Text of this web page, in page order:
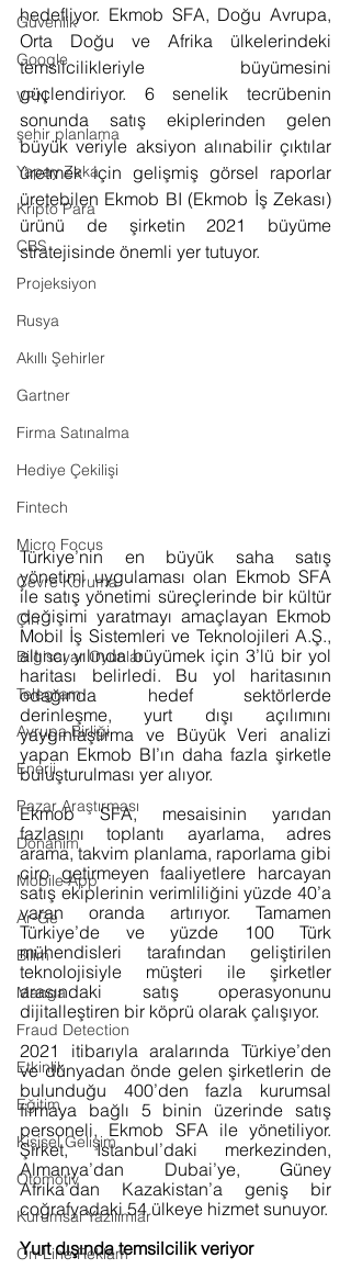
Güvenlik
Google
VPN
şehir planlama
Yapay Zeka
Kripto Para
CBS
Projeksiyon
Rusya
Akıllı Şehirler
Gartner
Firma Satınalma
Hediye Çekilişi
Fintech
Micro Focus
Çevre Koruma
Çin
Bilgisayar Oyunları
Telegram
Avrupa Birliği
Enerji
Pazar Araştırması
Donanım
Mobile App
Ar-Ge
Bilim
Manga
Fraud Detection
Etkinlik
Eğitim
Kişisel Gelişim
Otomotiv
Kurumsal Yazılımlar
On-Line Reklam
hedefliyor. Ekmob SFA, Doğu Avrupa,
Orta Doğu ve Afrika ülkelerindeki
temsilcilikleriyle büyümesini
güçlendiriyor. 6 senelik tecrübenin
sonunda satış ekiplerinden gelen
büyük veriyle aksiyon alınabilir çıktılar
üretmek için gelişmiş görsel raporlar
üretebilen Ekmob BI (Ekmob İş Zekası)
ürünü de şirketin 2021 büyüme
stratejisinde önemli yer tutuyor.
Türkiye’nin en büyük saha satış
yönetimi uygulaması olan Ekmob SFA
ile satış yönetimi süreçlerinde bir kültür
değişimi yaratmayı amaçlayan Ekmob
Mobil İş Sistemleri ve Teknolojileri A.Ş.,
altıncı yılında büyümek için 3’lü bir yol
haritası belirledi. Bu yol haritasının
odağında hedef sektörlerde
derinleşme, yurt dışı açılımını
yaygınlaştırma ve Büyük Veri analizi
yapan Ekmob BI’ın daha fazla şirketle
buluşturulması yer alıyor.
Ekmob SFA, mesaisinin yarıdan
fazlasını toplantı ayarlama, adres
arama, takvim planlama, raporlama gibi
ciro getirmeyen faaliyetlere harcayan
satış ekiplerinin verimliliğini yüzde 40’a
varan oranda artırıyor. Tamamen
Türkiye’de ve yüzde 100 Türk
mühendisleri tarafından geliştirilen
teknolojisiyle müşteri ile şirketler
arasındaki satış operasyonunu
dijitalleştiren bir köprü olarak çalışıyor.
2021 itibarıyla aralarında Türkiye’den
ve dünyadan önde gelen şirketlerin de
bulunduğu 400’den fazla kurumsal
firmaya bağlı 5 binin üzerinde satış
personeli, Ekmob SFA ile yönetiliyor.
Şirket, İstanbul’daki merkezinden,
Almanya’dan Dubai’ye, Güney
Afrika’dan Kazakistan’a geniş bir
coğrafyadaki 54 ülkeye hizmet sunuyor.
Yurt dışında temsilcilik veriyor